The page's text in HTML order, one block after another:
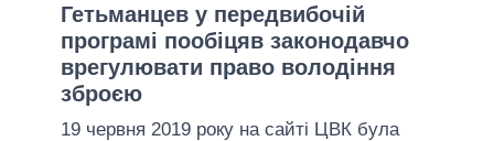
Гетьманцев у передвибочій
програмі пообіцяв законодавчо
врегулювати право володіння
зброєю
19 червня 2019 року на сайті ЦВК була